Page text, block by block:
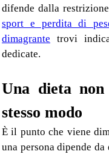
difende dalla
sport e perdita di
dimagrante trovi
dedicate.
Una dieta
stesso modo
È il punto che viene
una persona dipende da